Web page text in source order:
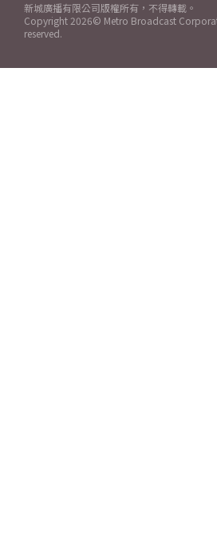
新城廣播有限公司版權所有，不得轉載。
Copyright 2026© Metro Broadcast
reserved.